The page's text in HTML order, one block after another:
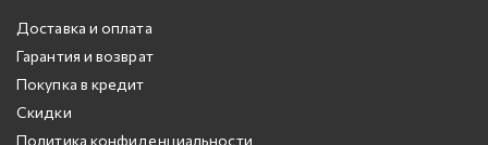
Доставка и оплата
Гарантия и возврат
Покупка в кредит
Скидки
Политика конфиденциальности